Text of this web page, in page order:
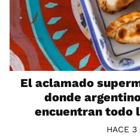
El aclamado
donde
encuentran todo
HACE 3